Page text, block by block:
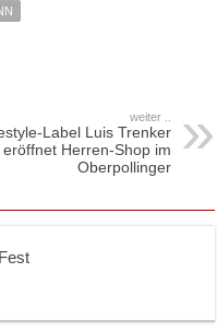
weiter ..
Label Luis Trenker
eröffnet Herren-Shop im
Oberpollinger